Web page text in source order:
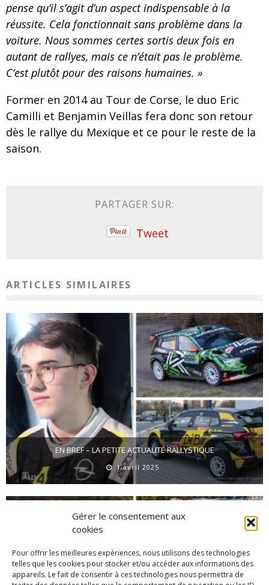
Gérer le consentement aux
cookies
Pour offrir les meilleures expériences, nous utilisons des technologies
telles que les cookies pour stocker et/ou accéder aux informations des
appareils. Le fait de consentir à ces technologies nous permettra de
pense qu’il s’agit d’un aspect indispensable à la
réussite. Cela fonctionnait sans problème dans la
voiture. Nous sommes certes sortis deux fois en
autant de rallyes, mais ce n’était pas le problème.
C’est plutôt pour des raisons humaines. »
Former en 2014 au Tour de Corse, le duo Eric
Camilli et Benjamin Veillas fera donc son retour
dès le rallye du Mexique et ce pour le reste de la
saison.
PARTAGER SUR:
Tweet
ARTICLES SIMILAIRES
EN BREF – LA PETITE ACTUALITÉ RALLYSTIQUE
1 avril 2025